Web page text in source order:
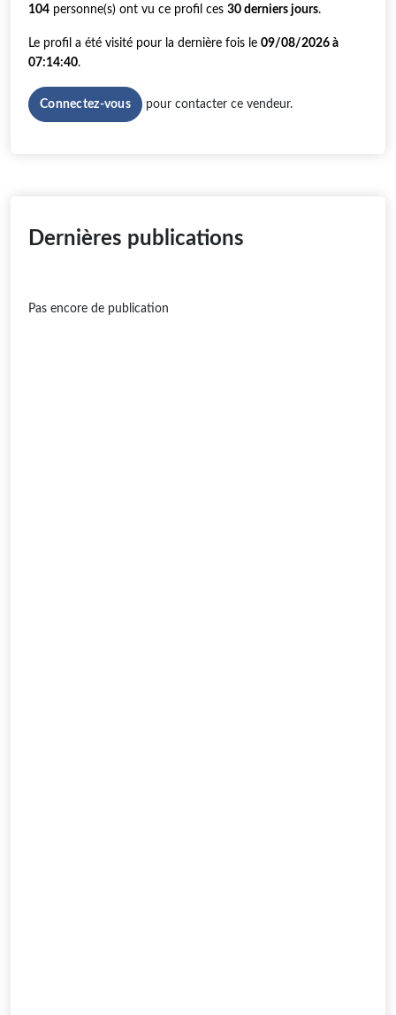
104 personne(s) ont vu ce profil ces 30 derniers jours.
Le profil a été visité pour la dernière fois le 09/08/2026 à
07:14:40.
Connectez-vous pour contacter ce vendeur.
Dernières publications
Pas encore de publication